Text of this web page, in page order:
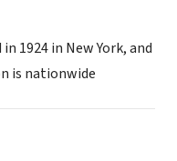
1924 in New York, and
is nationwide